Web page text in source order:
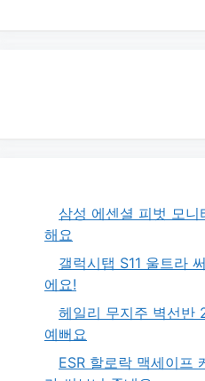
삼성 에센셜 피벗 모
해요
갤럭시탭 S11 울트라
에요!
헤일리 무지주 벽선반
예뻐요
ESR 할로락 맥세이프